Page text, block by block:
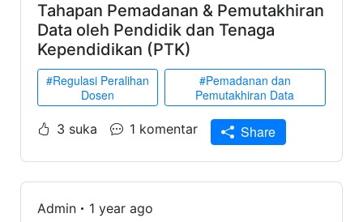
Tahapan Pemadanan & Pemutakhiran
Data oleh Pendidik dan Tenaga
Kependidikan (PTK)
#Regulasi Peralihan
Dosen
#Pemadanan dan
Pemutakhiran Data
3 suka 1 komentar Share
Admin 1 year ago